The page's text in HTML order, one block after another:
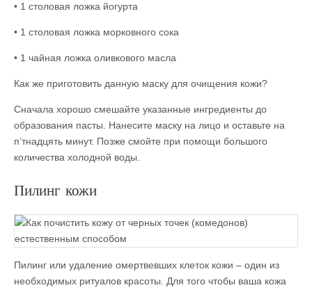
• 1 столовая ложка йогурта
• 1 столовая ложка морковного сока
• 1 чайная ложка оливкового масла
Как же приготовить данную маску для очищения кожи?
Сначала хорошо смешайте указанные ингредиенты до
образования пасты. Нанесите маску на лицо и оставьте на
п’тнадцять минут. Позже смойте при помощи большого
количества холодной воды.
Пилинг кожи
Пилинг или удаление омертвевших клеток кожи – один из
необходимых ритуалов красоты. Для того чтобы ваша кожа